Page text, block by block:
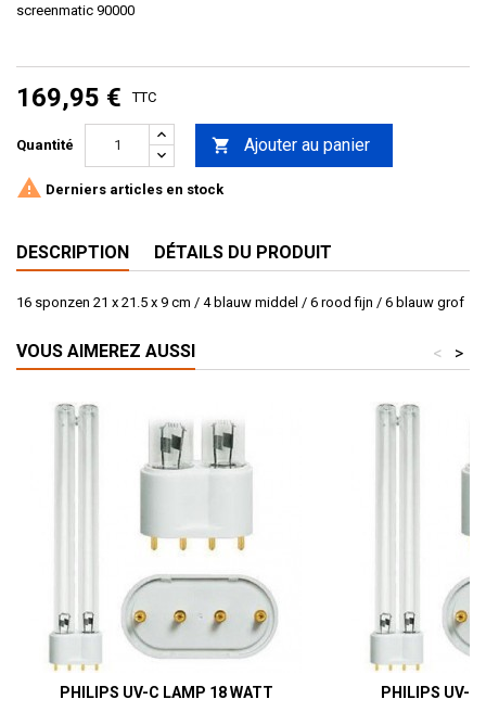
screenmatic 90000
169,95 € TTC
Quantité  Ajouter au panier
 Derniers articles en stock
DESCRIPTION DÉTAILS DU PRODUIT
16 sponzen 21 x 21.5 x 9 cm / 4 blauw middel / 6 rood fijn / 6 blauw grof
VOUS AIMEREZ AUSSI >
<
PHILIPS UV-C LAMP 18 WATT PHILIPS UV-C